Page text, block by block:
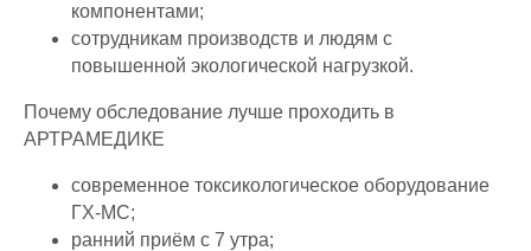
компонентами;
сотрудникам производств и людям с
повышенной экологической нагрузкой.
Почему обследование лучше проходить в
АРТРАМЕДИКЕ
современное токсикологическое оборудование
ГХ-МС;
ранний приём с 7 утра;